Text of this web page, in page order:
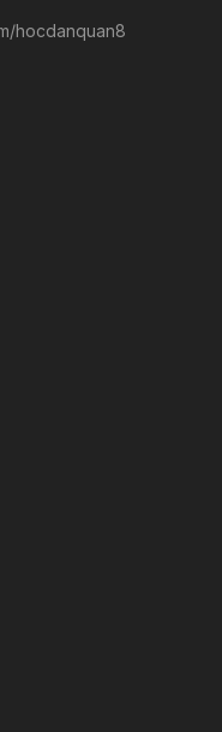
hocdanquan8